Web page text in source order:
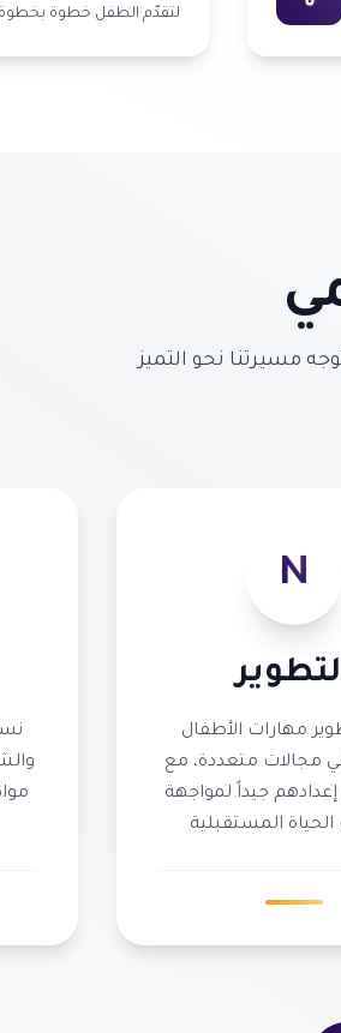
لتقدّم الطفل خطوة بخطوة
مسيرتنا نحو التميز
N
مهارات الأطفال
مجالات متعددة، مع
إعدادهم جيداً لمواجهة